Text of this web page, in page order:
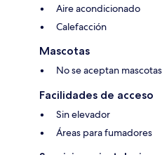
Aire acondicionado
Calefacción
Mascotas
No se aceptan
Facilidades de acceso
Sin elevador
Áreas para fumadores